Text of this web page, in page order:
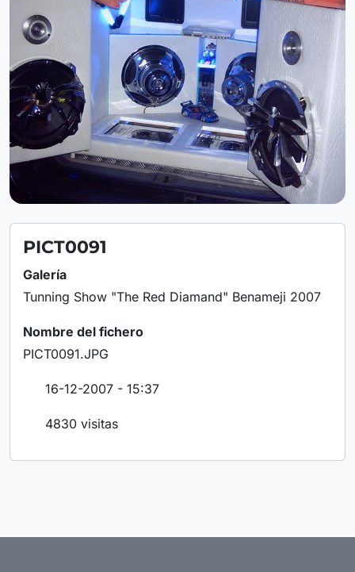
PICT0091
Galería
Tunning Show "The Red Diamand" Benameji 2007
Nombre del fichero
PICT0091.JPG
16-12-2007 - 15:37
4830 visitas